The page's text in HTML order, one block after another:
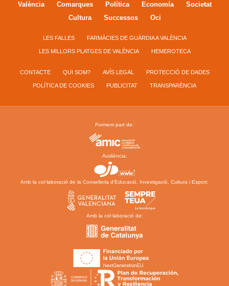
València Comarques Política Economía
Societat
Cultura
Successos Oci
LES FALLES FARMÀCIES DE GUÀRDIA A VALÈNCIA
LES MILLORS PLATGES DE VALÈNCIA HEMEROTECA
CONTACTE QUI SOM? AVÍS LEGAL PROTECCIÓ DE DADES
POLÍTICA DE COOKIES PUBLICITAT TRANSPARÈNCIA
Formem part de:
Audiència:
Amb la col·laboració de la Conselleria d’Educació, Investigació, Cultura i Esport:
Amb la col·laboració de: